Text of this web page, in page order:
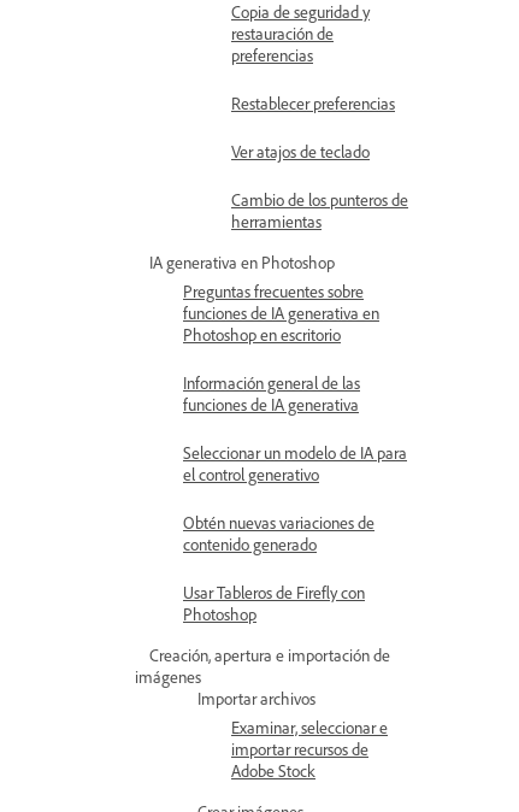
Copia de seguridad y
restauración de
preferencias
Restablecer preferencias
Ver atajos de teclado
Cambio de los punteros de
herramientas
IA generativa en Photoshop
Preguntas frecuentes sobre
funciones de IA generativa en
Photoshop en escritorio
Información general de las
funciones de IA generativa
Seleccionar un modelo de IA para
el control generativo
Obtén nuevas variaciones de
contenido generado
Usar Tableros de Firefly con
Photoshop
Creación, apertura e importación de
imágenes
Importar archivos
Examinar, seleccionar e
importar recursos de
Adobe Stock